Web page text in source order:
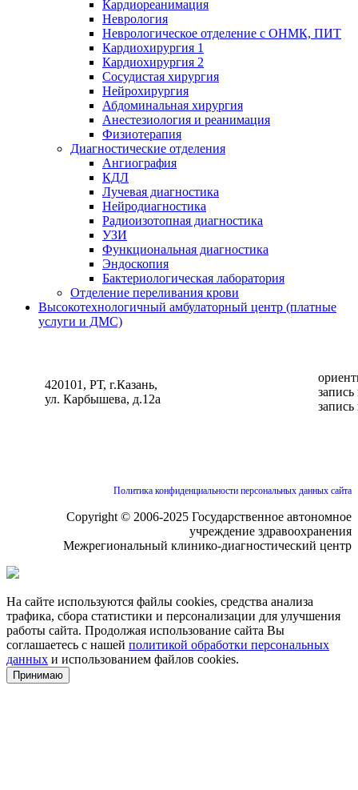
Кардиореанимация
Неврология
Неврологическое отделение с ОНМК, ПИТ
Кардиохирургия 1
Кардиохирургия 2
Сосудистая хирургия
Нейрохирургия
Абдоминальная хирургия
Анестезиология и реанимация
Физиотерапия
Диагностические отделения
Ангиография
КДЛ
Лучевая диагностика
Нейродиагностика
Радиоизотопная диагностика
УЗИ
Функциональная диагностика
Эндоскопия
Бактериологическая лаборатория
Отделение переливания крови
Высокотехнологичный амбулаторный центр (платные
услуги и ДМС)
420101, РТ, г.Казань,
ул. Карбышева, д.12а
Политика конфиденциальности персональных данных сайта
Copyright © 2006-2025 Государственное автономное
учреждение здравоохранения
Межрегиональный клинико-диагностический центр
На сайте используются файлы cookies, средства анализа
трафика, сбора статистики и персонализации для улучшения
работы сайта. Продолжая использование сайта Вы
соглашаетесь с нашей политикой обработки персональных
данных и использованием файлов cookies.
Принимаю